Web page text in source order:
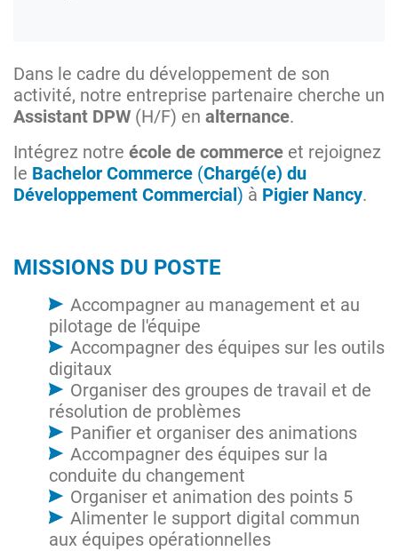
Dans le cadre du développement de son
activité, notre entreprise partenaire cherche un
Assistant DPW (H/F) en alternance.
Intégrez notre école de commerce et rejoignez
le Bachelor Commerce (Chargé(e) du
Développement Commercial) à Pigier Nancy.
MISSIONS DU POSTE
Accompagner au management et au
pilotage de l'équipe
Accompagner des équipes sur les outils
digitaux
Organiser des groupes de travail et de
résolution de problèmes
Panifier et organiser des animations
Accompagner des équipes sur la
conduite du changement
Organiser et animation des points 5
Alimenter le support digital commun
aux équipes opérationnelles